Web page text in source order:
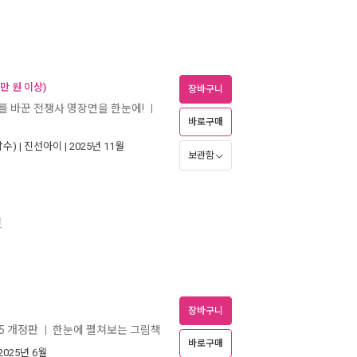
원 이상)
바꾼 전쟁사 명장면을 한눈에!
) | 진선아이 | 2025년 11월
장바구니
바로구매
보관함
개정판 한눈에 펼쳐보는 그림책
년 6월
장바구니
바로구매